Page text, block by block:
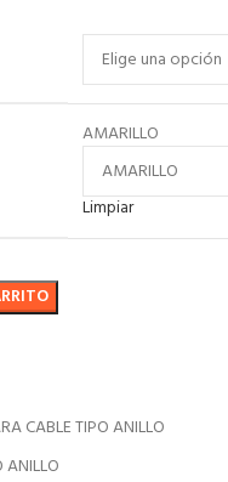
AMARILLO
Limpiar
CABLE TIPO ANILLO
ANILLO